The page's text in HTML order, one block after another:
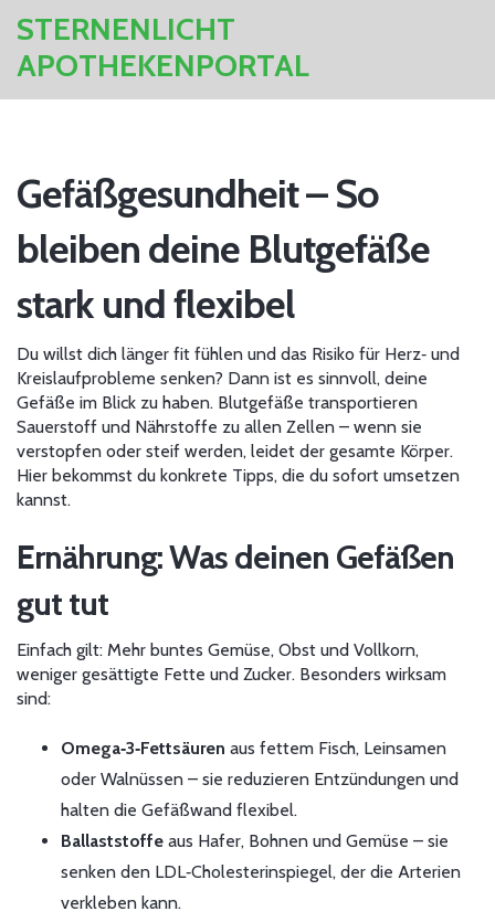
STERNENLICHT
APOTHEKENPORTAL
Gefäßgesundheit – So
bleiben deine Blutgefäße
stark und flexibel
Du willst dich länger fit fühlen und das Risiko für Herz‑ und
Kreislaufprobleme senken? Dann ist es sinnvoll, deine
Gefäße im Blick zu haben. Blutgefäße transportieren
Sauerstoff und Nährstoffe zu allen Zellen – wenn sie
verstopfen oder steif werden, leidet der gesamte Körper.
Hier bekommst du konkrete Tipps, die du sofort umsetzen
kannst.
Ernährung: Was deinen Gefäßen
gut tut
Einfach gilt: Mehr buntes Gemüse, Obst und Vollkorn,
weniger gesättigte Fette und Zucker. Besonders wirksam
sind:
Omega‑3‑Fettsäuren aus fettem Fisch, Leinsamen
oder Walnüssen – sie reduzieren Entzündungen und
halten die Gefäßwand flexibel.
Ballaststoffe aus Hafer, Bohnen und Gemüse – sie
senken den LDL‑Cholesterinspiegel, der die Arterien
verkleben kann.